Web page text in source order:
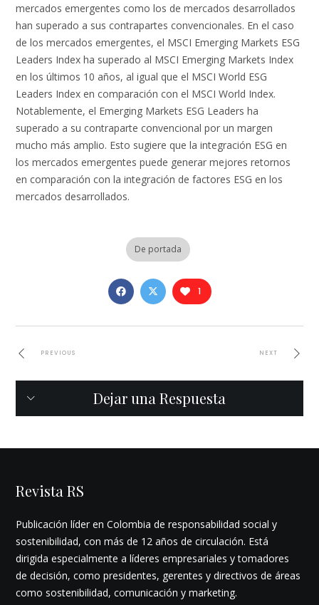
mercados emergentes como los de mercados desarrollados
han superado a sus contrapartes convencionales. En el caso
de los mercados emergentes, el MSCI Emerging Markets ESG
Leaders Index ha superado al MSCI Emerging Markets Index
en los últimos 10 años, al igual que el MSCI World ESG
Leaders Index en comparación con el MSCI World Index.
Notablemente, el Emerging Markets ESG Leaders ha
superado a su contraparte convencional por un margen
mucho más amplio. Esto sugiere que la integración ESG en
los mercados emergentes puede generar mejores retornos
en comparación con la integración de factores ESG en los
mercados desarrollados.
De portada
1
PREVIOUS NEXT
Dejar una Respuesta
Revista RS
Publicación líder en Colombia de responsabilidad social y
sostenibilidad, con más de 12 años de circulación. Está
dirigida especialmente a líderes empresariales y tomadores
de decisión, como presidentes, gerentes y directivos de áreas
como sostenibilidad, comunicación y marketing.